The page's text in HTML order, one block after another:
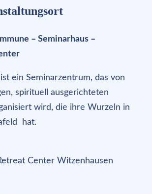
– Seminarhaus –
ein Seminarzentrum, das von
spirituell ausgerichteten
wird, die ihre Wurzeln in
hat.
Center Witzenhausen